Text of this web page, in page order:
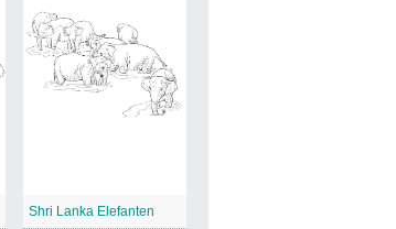
Shri Lanka Elefanten